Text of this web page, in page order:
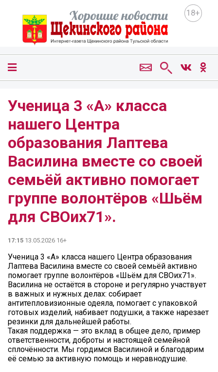
18+
Ученица 3 «А» класса
нашего Центра
образования Лаптева
Василина вместе со своей
семьёй активно помогает
группе волонтёров «Шьём
для СВОих71».
17:15 13.05.2026 16+
Ученица 3 «А» класса нашего Центра образования
Лаптева Василина вместе со своей семьёй активно
помогает группе волонтёров «Шьём для СВОих71».
Василина не остаётся в стороне и регулярно участвует
в важных и нужных делах: собирает
антитепловизионные одеяла, помогает с упаковкой
готовых изделий, набивает подушки, а также нарезает
резинки для дальнейшей работы.
Такая поддержка — это вклад в общее дело, пример
ответственности, доброты и настоящей семейной
сплочённости. Мы гордимся Василиной и благодарим
её семью за активную помощь и неравнодушие.